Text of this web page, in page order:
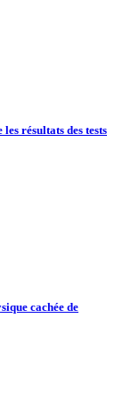
résultats des tests
cachée de